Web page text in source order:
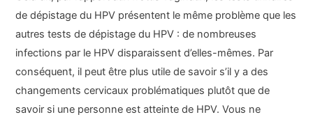
de dépistage du HPV présentent le même problème que les
autres tests de dépistage du HPV : de nombreuses
infections par le HPV disparaissent d’elles-mêmes. Par
conséquent, il peut être plus utile de savoir s’il y a des
changements cervicaux problématiques plutôt que de
savoir si une personne est atteinte de HPV. Vous ne